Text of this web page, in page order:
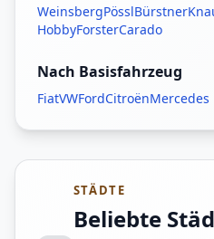
WeinsbergPösslBürstner
HobbyForsterCarado
Nach Basisfahrzeug
FiatVWFordCitroënMercedes
STÄDTE
Beliebte